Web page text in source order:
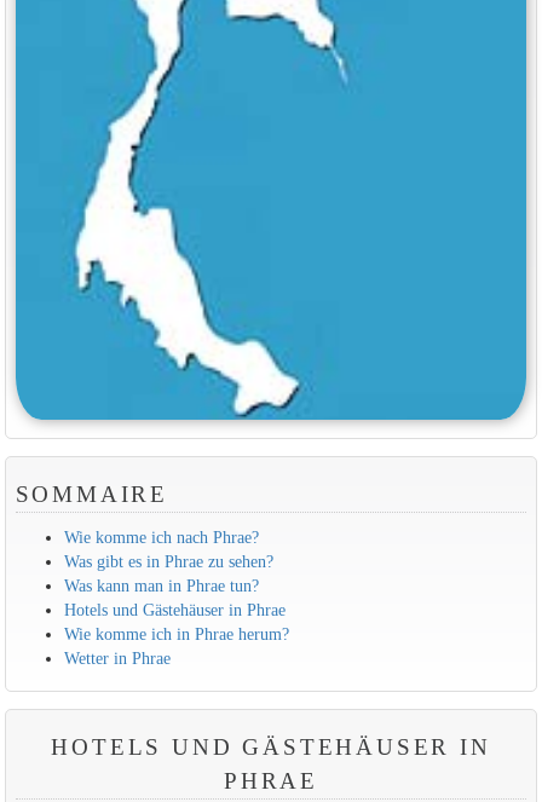
SOMMAIRE
Wie komme ich nach Phrae?
Was gibt es in Phrae zu sehen?
Was kann man in Phrae tun?
Hotels und Gästehäuser in Phrae
Wie komme ich in Phrae herum?
Wetter in Phrae
HOTELS UND GÄSTEHÄUSER IN
PHRAE